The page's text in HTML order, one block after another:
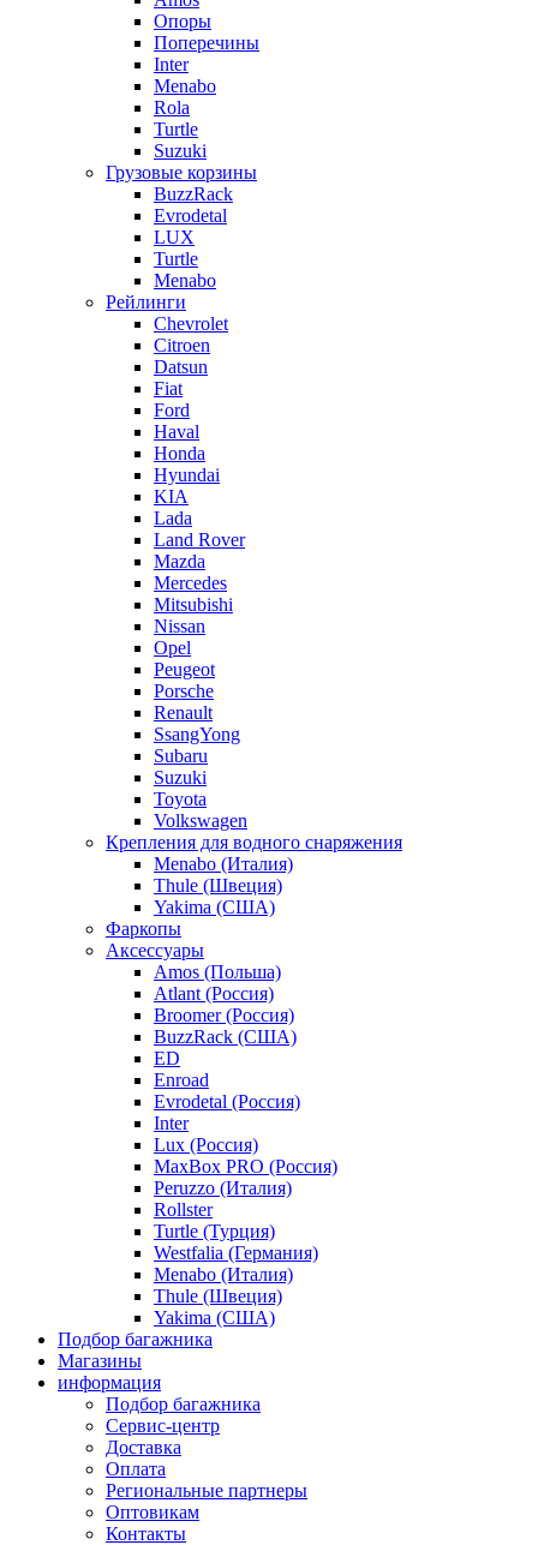
Опоры
Поперечины
Inter
Menabo
Rola
Turtle
Suzuki
Грузовые корзины
BuzzRack
Evrodetal
LUX
Turtle
Menabo
Рейлинги
Chevrolet
Citroen
Datsun
Fiat
Ford
Haval
Honda
Hyundai
KIA
Lada
Land Rover
Mazda
Mercedes
Mitsubishi
Nissan
Opel
Peugeot
Porsche
Renault
SsangYong
Subaru
Suzuki
Toyota
Volkswagen
Крепления для водного снаряжения
Menabo (Италия)
Thule (Швеция)
Yakima (США)
Фаркопы
Аксессуары
Amos (Польша)
Atlant (Россия)
Broomer (Россия)
BuzzRack (США)
ED
Enroad
Evrodetal (Россия)
Inter
Lux (Россия)
MaxBox PRO (Россия)
Peruzzo (Италия)
Rollster
Turtle (Турция)
Westfalia (Германия)
Menabo (Италия)
Thule (Швеция)
Yakima (США)
Подбор багажника
Магазины
информация
Подбор багажника
Сервис-центр
Доставка
Оплата
Региональные партнеры
Оптовикам
Контакты